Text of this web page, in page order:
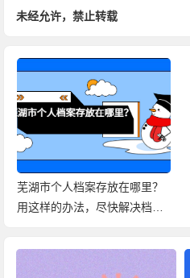
未经允许，禁止转载
芜湖市个人档案存放在哪里？
用这样的办法，尽快解决档案